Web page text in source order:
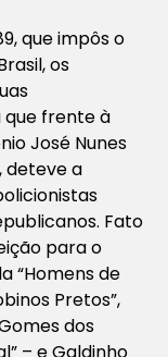
que impôs o
os
que frente à
José Nunes
deteve a
Fato
para o
“Homens de
Pretos”,
dos
– e Galdinho